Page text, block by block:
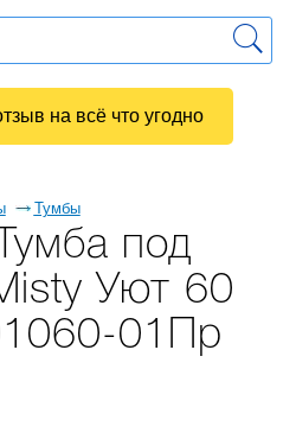
Тумбы
под
Уют 60
01Пр
на всё что угодно